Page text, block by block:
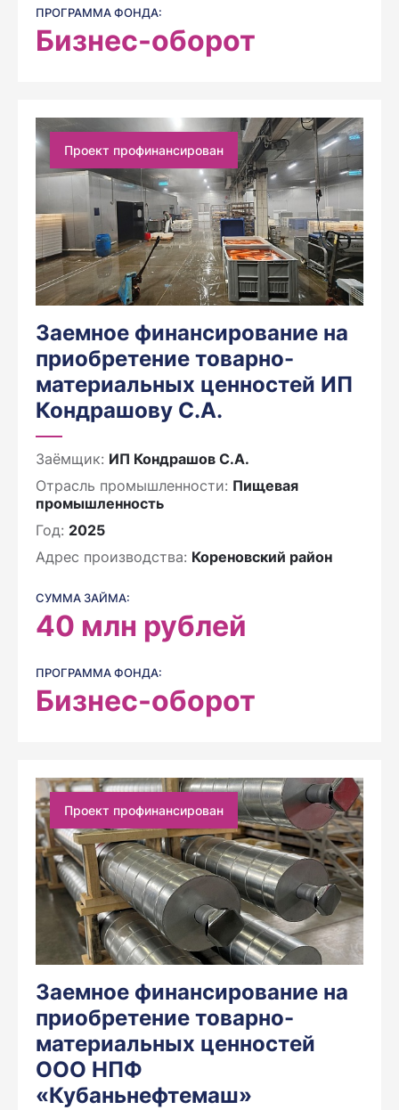
ПРОГРАММА ФОНДА:
Бизнес-оборот
Проект профинансирован
Заемное финансирование на
приобретение товарно-
материальных ценностей ИП
Кондрашову С.А.
Заёмщик: ИП Кондрашов С.А.
Отрасль промышленности: Пищевая
промышленность
Год: 2025
Адрес производства: Кореновский район
СУММА ЗАЙМА:
40 млн рублей
ПРОГРАММА ФОНДА:
Бизнес-оборот
Проект профинансирован
Заемное финансирование на
приобретение товарно-
материальных ценностей
ООО НПФ
«Кубаньнефтемаш»